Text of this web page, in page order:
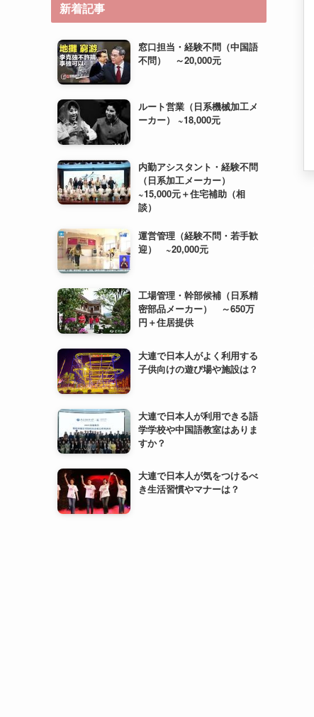
ーカー） ~18,000元
内勤アシスタント・経験不問
談）
工場管理・幹部候補（日系精
密部品メーカー） ～650万
大連で日本人がよく利用する
大連で日本人が利用できる語
学学校や中国語教室はありま
大連で日本人が気をつけるべ